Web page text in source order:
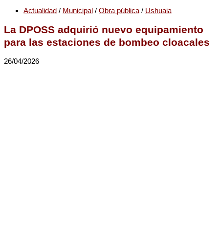
Actualidad / Municipal / Obra pública / Ushuaia
La DPOSS adquirió nuevo equipamiento
para las estaciones de bombeo cloacales
26/04/2026